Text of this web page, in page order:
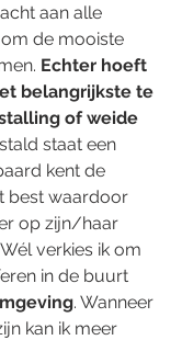
aan alle
de mooiste
Echter hoeft
belangrijkste te
of weide
staat een
kent de
best waardoor
op zijn/haar
verkies ik om
in de buurt
. Wanneer
kan ik meer